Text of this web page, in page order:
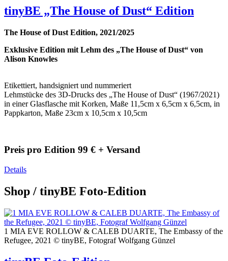
tinyBE „The House of Dust“ Edition
The House of Dust Edition, 2021/2025
Exklusive Edition mit Lehm des „The House of Dust“ von
Alison Knowles
Etikettiert, handsigniert und nummeriert
Lehmstücke des 3D-Drucks des „The House of Dust“ (1967/2021)
in einer Glasflasche mit Korken, Maße 11,5cm x 6,5cm x 6,5cm, in
Pappkarton, Maße 23cm x 10,5cm x 10,5cm
Preis pro Edition 99 € + Versand
Details
Shop / tinyBE Foto-Edition
1 MIA EVE ROLLOW & CALEB DUARTE, The Embassy of the
Refugee, 2021 © tinyBE, Fotograf Wolfgang Günzel